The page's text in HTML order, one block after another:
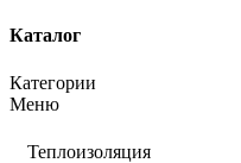
Каталог
Категории
Меню
Теплоизоляция